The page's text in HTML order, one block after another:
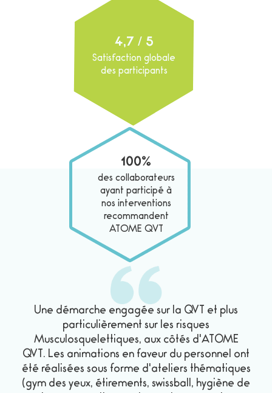
risques de tensions musculaires, de fatigue
oculaire et de douleurs liées à une posture
inadéquate. Ces petits réglages peuvent
avoir un impact significatif sur votre confort et
votre productivité au travail. Les étirements
peuvent aussi améliorer le bien-être.
4,7 / 5
Satisfaction globale
des participants
100%
des collaborateurs
ayant participé à
nos interventions
recommandent
ATOME QVT
Une démarche engagée sur la QVT et plus
particulièrement sur les risques
Musculosquelettiques, aux côtés d'ATOME
QVT. Les animations en faveur du personnel ont
été réalisées sous forme d'ateliers thématiques
(gym des yeux, étirements, swissball, hygiène de